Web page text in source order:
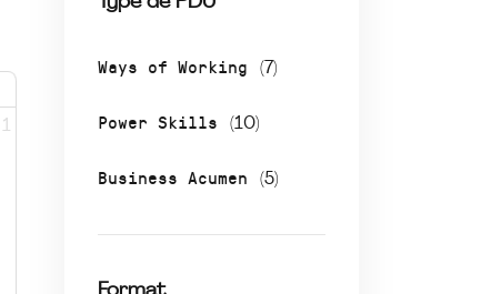
Ways of Working (7)
Power Skills (10)
Business Acumen (5)
1